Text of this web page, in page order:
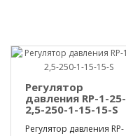
Регулятор
давления RP-1-25-
2,5-250-1-15-15-S
Регулятор давления RP-